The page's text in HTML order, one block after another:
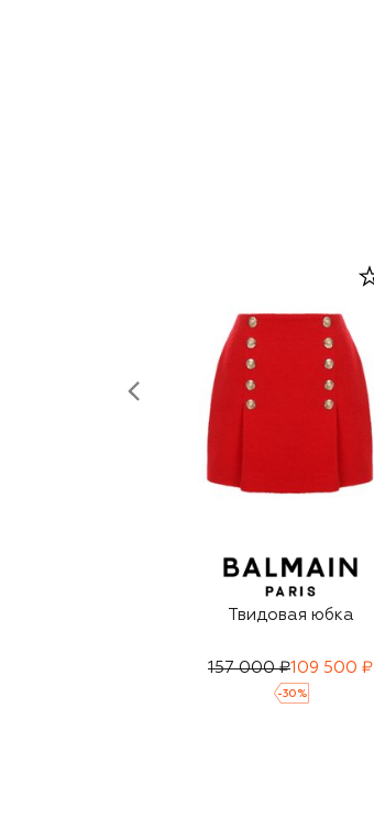
Твидовая юбка
157 000 ₽109 500 ₽
-30 %